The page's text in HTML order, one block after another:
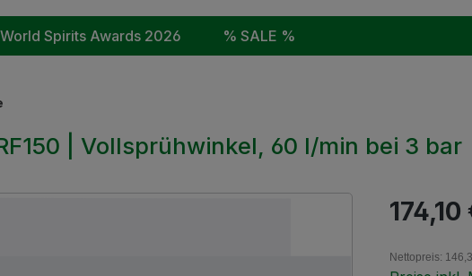
World Spirits Awards 2026 % SALE %
| Vollsprühwinkel, 60 l/min bei 3 bar
Regulärer
174,10
Nettopreis: